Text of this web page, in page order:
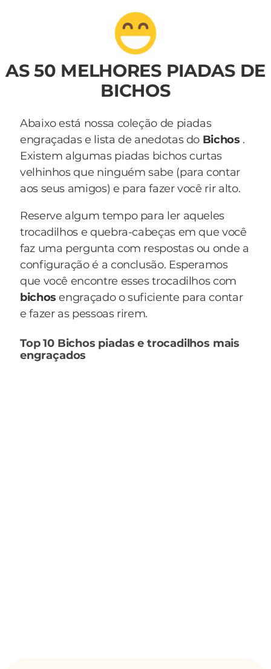
AS 50 MELHORES PIADAS DE
BICHOS
Abaixo está nossa coleção de piadas
engraçadas e lista de anedotas do Bichos .
Existem algumas piadas bichos curtas
velhinhos que ninguém sabe (para contar
aos seus amigos) e para fazer você rir alto.
Reserve algum tempo para ler aqueles
trocadilhos e quebra-cabeças em que você
faz uma pergunta com respostas ou onde a
configuração é a conclusão. Esperamos
que você encontre esses trocadilhos com
bichosengraçado o suficiente para contar
e fazer as pessoas rirem.
Top 10 Bichos piadas e trocadilhos mais
engraçados